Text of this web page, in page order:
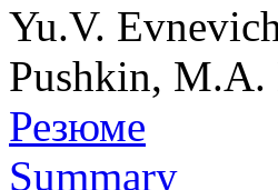
Yu.V.
Pushkin,
Резюме
Summary